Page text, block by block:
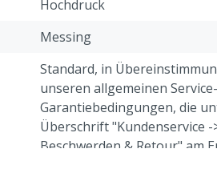
Hochdruck
Messing
Standard, in
unseren allgemeinen
Garantiebedingungen, die
Überschrift "Kundenservice -
Beschwerden & Retour" am